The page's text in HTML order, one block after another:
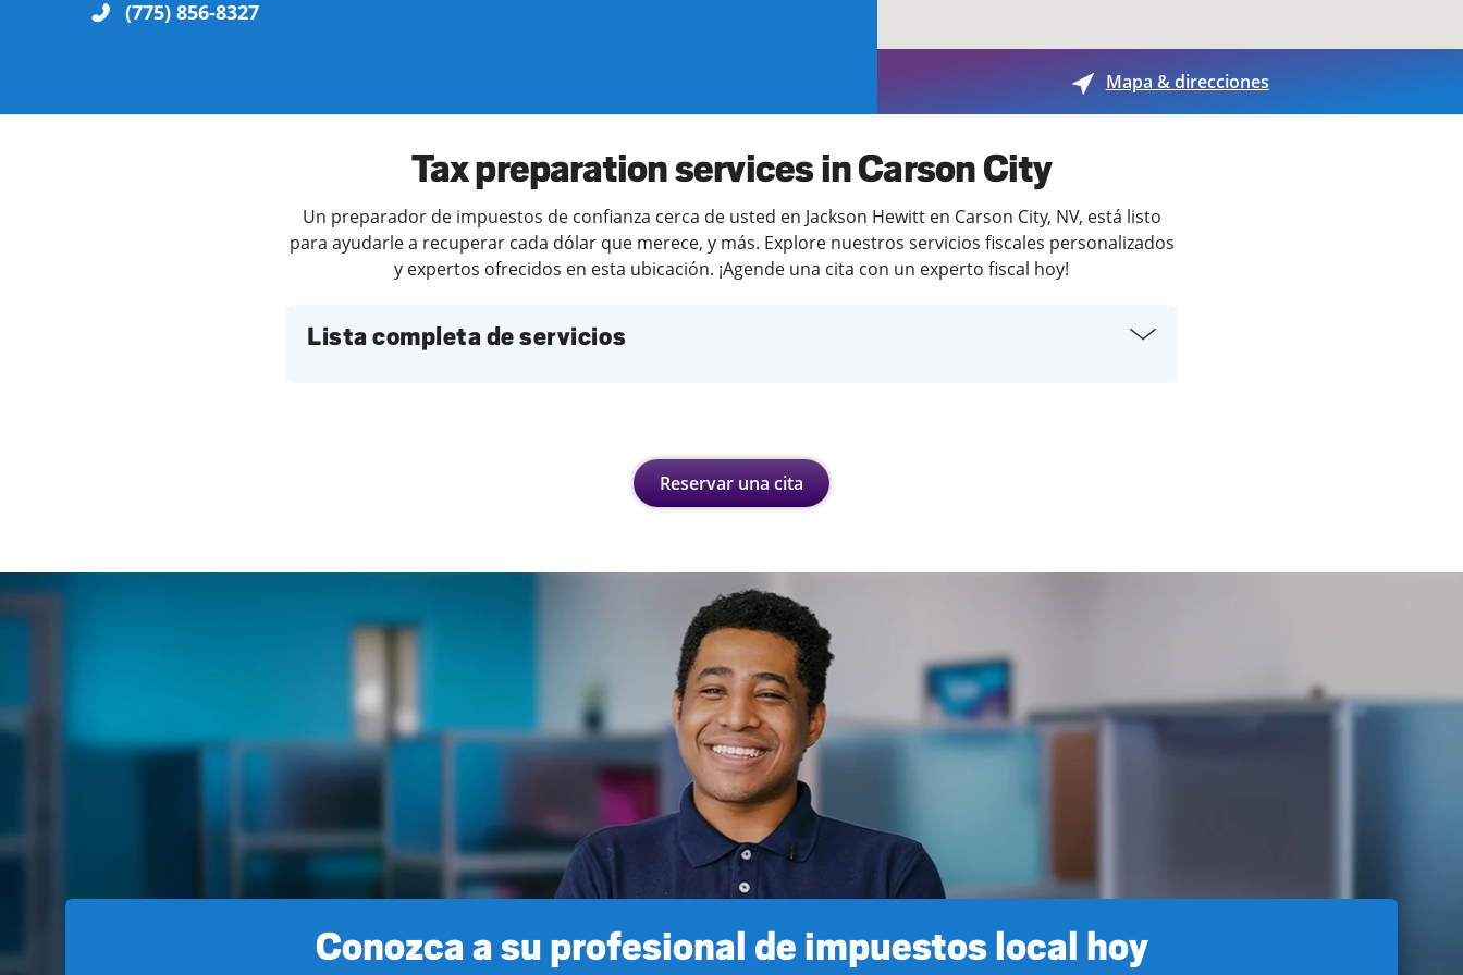
(775) 856-8327
Mapa & direcciones
Tax preparation services in Carson City
Un preparador de impuestos de confianza cerca de usted en Jackson Hewitt en Carson City, NV, está listo
para ayudarle a recuperar cada dólar que merece, y más. Explore nuestros servicios fiscales personalizados
y expertos ofrecidos en esta ubicación. ¡Agende una cita con un experto fiscal hoy!
Lista completa de servicios
Reservar una cita
Conozca a su profesional de impuestos local hoy